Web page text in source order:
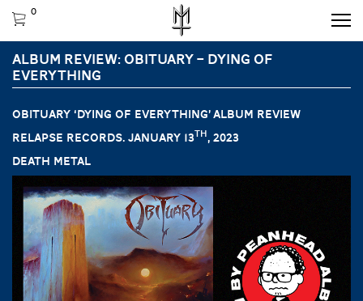
0
ALBUM REVIEW: OBITUARY – DYING OF
EVERYTHING
OBITUARY ‘Dying of Everything’ ALBUM REVIEW
Relapse Records. January 13 th, 2023
Death metal